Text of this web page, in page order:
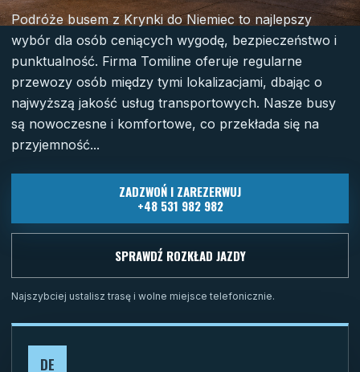
Podróże busem z Krynki do Niemiec to najlepszy
wybór dla osób ceniących wygodę, bezpieczeństwo i
punktualność. Firma Tomiline oferuje regularne
przewozy osób między tymi lokalizacjami, dbając o
najwyższą jakość usług transportowych. Nasze busy
są nowoczesne i komfortowe, co przekłada się na
przyjemność...
ZADZWOŃ I ZAREZERWUJ
+48 531 982 982
SPRAWDŹ ROZKŁAD JAZDY
Najszybciej ustalisz trasę i wolne miejsce telefonicznie.
DE